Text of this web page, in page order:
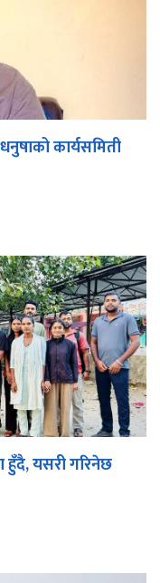
कार्यसमिती
हुँदै, यसरी गरिनेछ